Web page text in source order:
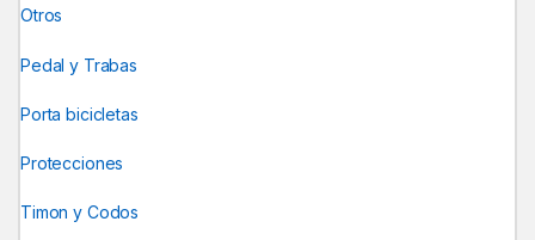
Otros
Pedal y Trabas
Porta bicicletas
Protecciones
Timon y Codos